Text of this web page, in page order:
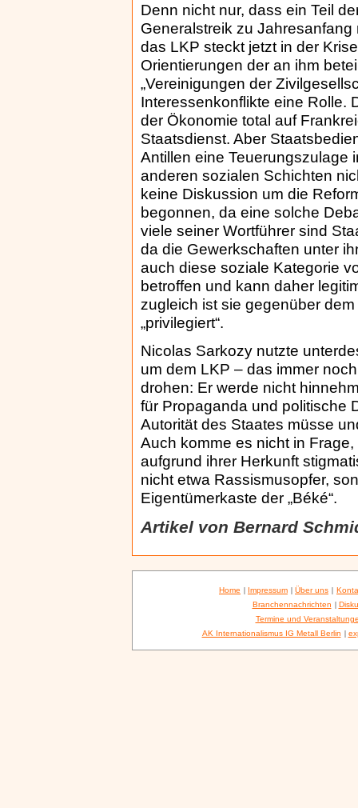
Denn nicht nur, dass ein Teil
Generalstreik zu
das LKP steckt jetzt in der
Orientierungen der an ihm
„Vereinigungen der
Interessenkonflikte eine Rolle.
der Ökonomie total auf
Staatsdienst. Aber
Antillen eine Teuerungszulage
anderen sozialen Schichten
keine Diskussion um die
begonnen, da eine solche
viele seiner Wortführer sind
da die Gewerkschaften unter
auch diese soziale Kategorie
betroffen und kann daher
zugleich ist sie gegenüber
„privilegiert“.
Nicolas Sarkozy nutzte
um dem LKP – das immer
drohen: Er werde nicht
für Propaganda und politische
Autorität des Staates müsse
Auch komme es nicht in
aufgrund ihrer Herkunft
nicht etwa Rassismusopfer,
Eigentümerkaste der „Béké“.
Artikel von Bernard
Home | Impressum | Über uns |
Branchennachrichten |
Termine und
AK Internationalismus IG Metall Berlin |